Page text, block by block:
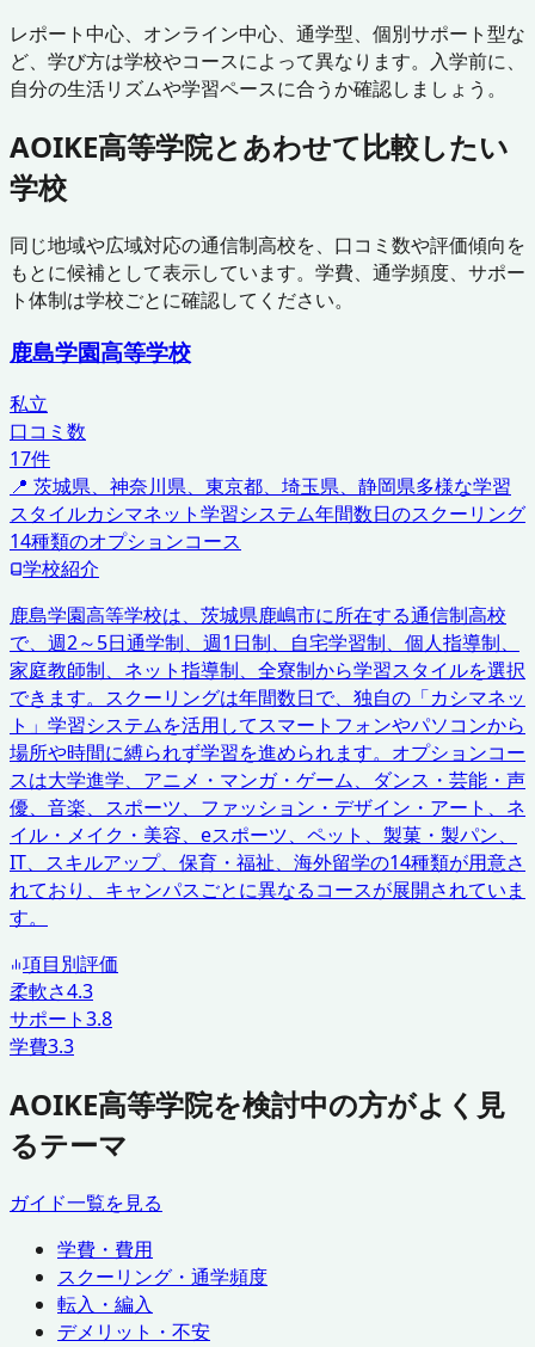
レポート中心、オンライン中心、通学型、個別サポート型な
ど、学び方は学校やコースによって異なります。入学前に、
自分の生活リズムや学習ペースに合うか確認しましょう。
AOIKE高等学院とあわせて比較したい
学校
同じ地域や広域対応の通信制高校を、口コミ数や評価傾向を
もとに候補として表示しています。学費、通学頻度、サポー
ト体制は学校ごとに確認してください。
鹿島学園高等学校
私立
口コミ数
17件
📍 茨城県、神奈川県、東京都、埼玉県、静岡県多様な学習
スタイルカシマネット学習システム年間数日のスクーリング
14種類のオプションコース
学校紹介
鹿島学園高等学校は、茨城県鹿嶋市に所在する通信制高校
で、週2～5日通学制、週1日制、自宅学習制、個人指導制、
家庭教師制、ネット指導制、全寮制から学習スタイルを選択
できます。スクーリングは年間数日で、独自の「カシマネッ
ト」学習システムを活用してスマートフォンやパソコンから
場所や時間に縛られず学習を進められます。オプションコー
スは大学進学、アニメ・マンガ・ゲーム、ダンス・芸能・声
優、音楽、スポーツ、ファッション・デザイン・アート、ネ
イル・メイク・美容、eスポーツ、ペット、製菓・製パン、
IT、スキルアップ、保育・福祉、海外留学の14種類が用意さ
れており、キャンパスごとに異なるコースが展開されていま
す。
項目別評価
柔軟さ4.3
サポート3.8
学費3.3
AOIKE高等学院を検討中の方がよく見
るテーマ
ガイド一覧を見る
学費・費用
スクーリング・通学頻度
転入・編入
デメリット・不安